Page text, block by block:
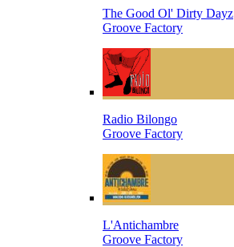
The Good Ol' Dirty Dayz
Groove Factory
Radio Bilongo
Groove Factory
L'Antichambre
Groove Factory